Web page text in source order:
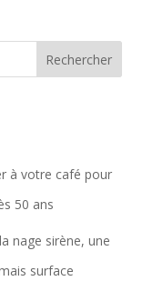
à votre café pour
50 ans
nage sirène, une
surface